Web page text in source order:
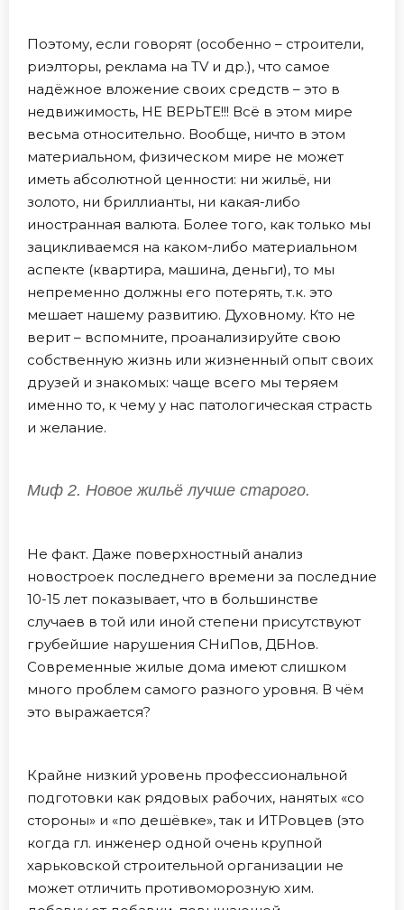
Поэтому, если говорят (особенно – строители,
риэлторы, реклама на TV и др.), что самое
надёжное вложение своих средств – это в
недвижимость, НЕ ВЕРЬТЕ!!! Всё в этом мире
весьма относительно. Вообще, ничто в этом
материальном, физическом мире не может
иметь абсолютной ценности: ни жильё, ни
золото, ни бриллианты, ни какая-либо
иностранная валюта. Более того, как только мы
зацикливаемся на каком-либо материальном
аспекте (квартира, машина, деньги), то мы
непременно должны его потерять, т.к. это
мешает нашему развитию. Духовному. Кто не
верит – вспомните, проанализируйте свою
собственную жизнь или жизненный опыт своих
друзей и знакомых: чаще всего мы теряем
именно то, к чему у нас патологическая страсть
и желание.
Миф 2. Новое жильё лучше старого.
Не факт. Даже поверхностный анализ
новостроек последнего времени за последние
10-15 лет показывает, что в большинстве
случаев в той или иной степени присутствуют
грубейшие нарушения СНиПов, ДБНов.
Современные жилые дома имеют слишком
много проблем самого разного уровня. В чём
это выражается?
Крайне низкий уровень профессиональной
подготовки как рядовых рабочих, нанятых «со
стороны» и «по дешёвке», так и ИТРовцев (это
когда гл. инженер одной очень крупной
харьковской строительной организации не
может отличить противоморозную хим.